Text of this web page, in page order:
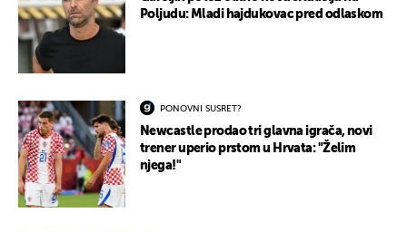
Poljudu: Mladi hajdukovac pred odlaskom
PONOVNI SUSRET?
Newcastle prodao tri glavna igrača, novi
trener uperio prstom u Hrvata: "Želim
njega!"